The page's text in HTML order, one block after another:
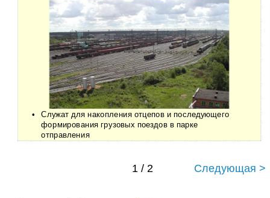
•
Служат для накопления отцепов и последующего
формирования грузовых поездов в парке
отправления
1 / 2 Следующая >